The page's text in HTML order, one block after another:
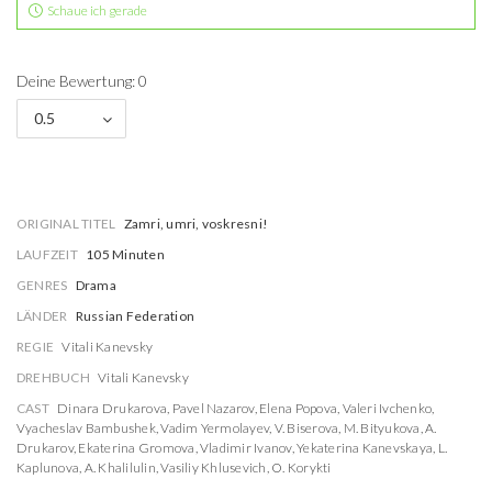
Schaue ich gerade
Deine Bewertung: 0
0.5
ORIGINAL TITEL Zamri, umri, voskresni!
LAUFZEIT 105 Minuten
GENRES Drama
LÄNDER Russian Federation
REGIE Vitali Kanevsky
DREHBUCH Vitali Kanevsky
CAST Dinara Drukarova, Pavel Nazarov, Elena Popova, Valeri Ivchenko,
Vyacheslav Bambushek,Vadim Yermolayev, V. Biserova, M. Bityukova,A.
Drukarov, Ekaterina Gromova,Vladimir Ivanov,Yekaterina Kanevskaya, L.
Kaplunova, A. Khalilulin,Vasiliy Khlusevich, O. Korykti